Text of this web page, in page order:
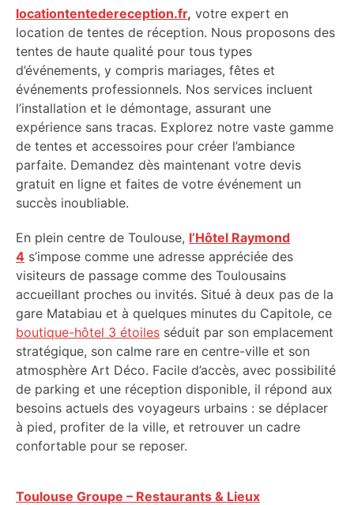
locationtentedereception.fr, votre expert en
location de tentes de réception. Nous proposons des
tentes de haute qualité pour tous types
d’événements, y compris mariages, fêtes et
événements professionnels. Nos services incluent
l’installation et le démontage, assurant une
expérience sans tracas. Explorez notre vaste gamme
de tentes et accessoires pour créer l’ambiance
parfaite. Demandez dès maintenant votre devis
gratuit en ligne et faites de votre événement un
succès inoubliable.
En plein centre de Toulouse, l’Hôtel Raymond
4 s’impose comme une adresse appréciée des
visiteurs de passage comme des Toulousains
accueillant proches ou invités. Situé à deux pas de la
gare Matabiau et à quelques minutes du Capitole, ce
boutique-hôtel 3 étoiles séduit par son emplacement
stratégique, son calme rare en centre-ville et son
atmosphère Art Déco. Facile d’accès, avec possibilité
de parking et une réception disponible, il répond aux
besoins actuels des voyageurs urbains : se déplacer
à pied, profiter de la ville, et retrouver un cadre
confortable pour se reposer.
Toulouse Groupe – Restaurants & Lieux